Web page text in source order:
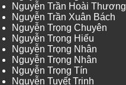
Nguyễn Trần Hoài Thương
Nguyễn Trần Xuân Bách
Nguyễn Trọng Chuyên
Nguyễn Trọng Hiếu
Nguyễn Trọng Nhân
Nguyễn Trọng Nhân
Nguyễn Trọng Tín
Nguyễn Tuyết Trinh